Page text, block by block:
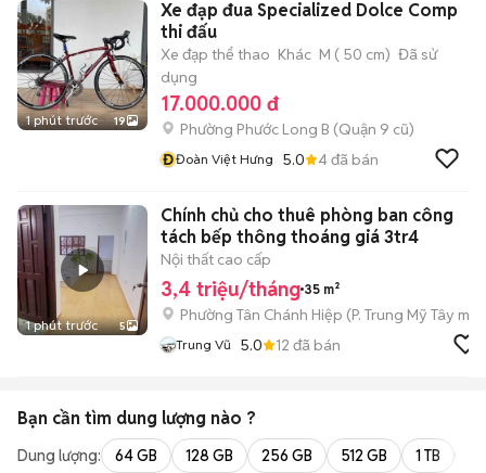
1 phút trước 19
Xe đạp đua Specialized Dolce Comp
thi đấu
Xe đạp thể thao Khác M ( 50 cm) Đã sử
dụng
17.000.000 đ
Phường Phước Long B (Quận 9 cũ)
ĐĐoàn Việt Hưng 5.0 4đã bán
1 phút trước 5
Chính chủ cho thuê phòng ban công
tách bếp thông thoáng giá 3tr4
Nội thất cao cấp
3,4 triệu/tháng 35 m²
Phường Tân Chánh Hiệp (P. Trung Mỹ Tây mới)
Trung Vũ 5.0 12 đã bán
Bạn cần tìm dung lượng nào ?
Dung lượng: 64 GB 128 GB 256 GB 512 GB 1 TB